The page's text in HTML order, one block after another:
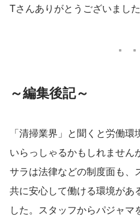
Tさんありがとうございました
～編集後記～
「清掃業界」と聞くと労働
いらっしゃるかもしれません
サラは法律などの制度面も、
共に安心して働ける環境があ
した。スタッフからパジャ